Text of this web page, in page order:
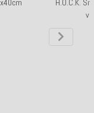
H.O.C.K.